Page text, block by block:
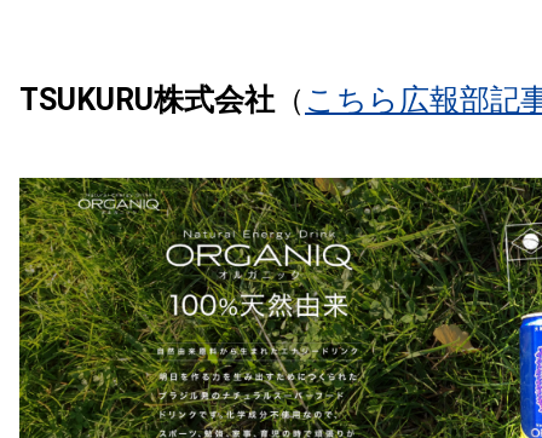
TSUKURU株式会社 （ こちら広報部記